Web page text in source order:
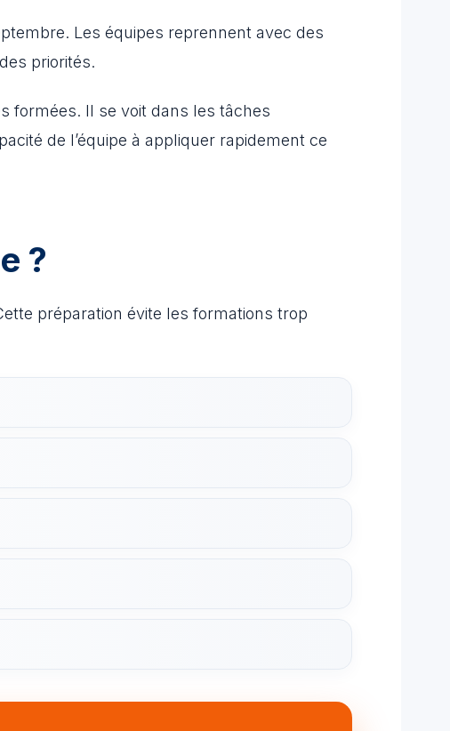
Les équipes reprennent avec des
priorités.
formées. Il se voit dans les tâches
de l’équipe à appliquer rapidement ce
?
préparation évite les formations trop